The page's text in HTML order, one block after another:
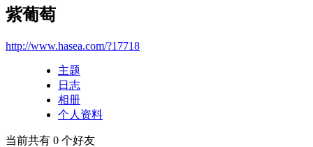
紫葡萄
http://www.hasea.com/?17718
主题
日志
相册
个人资料
当前共有 0 个好友